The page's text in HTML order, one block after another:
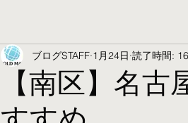
【南区】名
ブログSTAFF 1月24日 読了時間: